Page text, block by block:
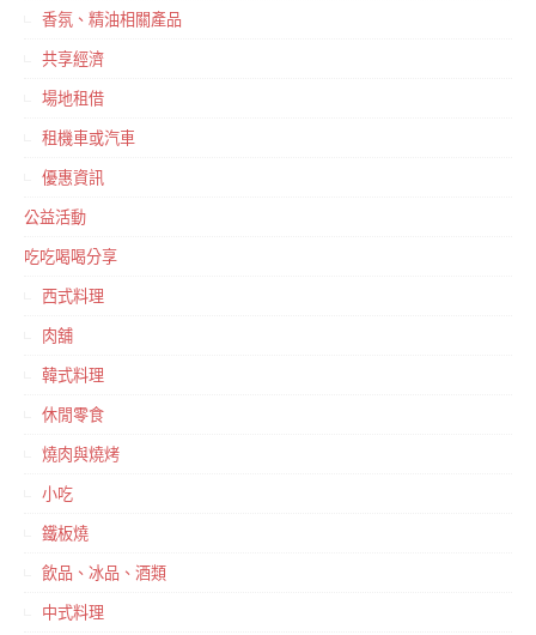
香氛、精油相關產品
共享經濟
場地租借
租機車或汽車
優惠資訊
公益活動
吃吃喝喝分享
西式料理
肉舖
韓式料理
休閒零食
燒肉與燒烤
小吃
鐵板燒
飲品、冰品、酒類
中式料理